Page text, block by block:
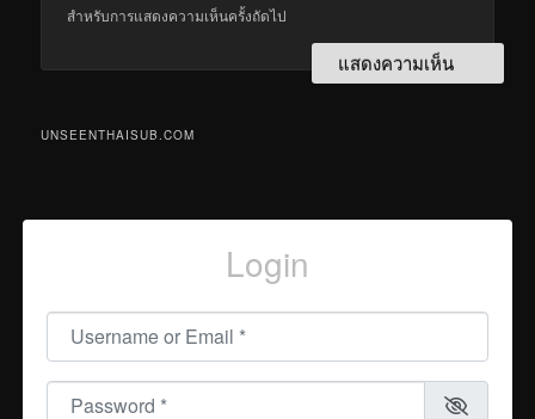
สำหรับการแสดงความเห็นครั้งถัดไป
UNSEENTHAISUB.COM
Login
Username or Email
Password